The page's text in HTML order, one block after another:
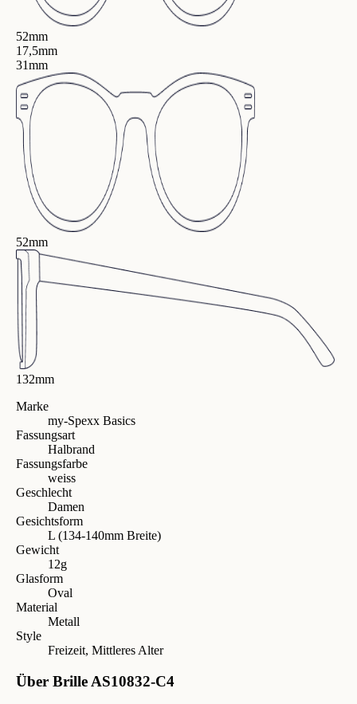
52mm
17,5mm
31mm
52mm
132mm
Marke
my-Spexx Basics
Fassungsart
Halbrand
Fassungsfarbe
weiss
Geschlecht
Damen
Gesichtsform
L (134-140mm Breite)
Gewicht
12g
Glasform
Oval
Material
Metall
Style
Freizeit, Mittleres Alter
Über Brille AS10832-C4